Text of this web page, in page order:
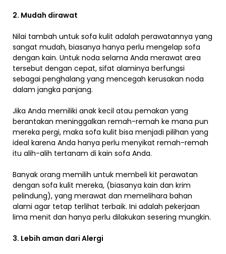
2. Mudah dirawat
Nilai tambah untuk sofa kulit adalah perawatannya yang
sangat mudah, biasanya hanya perlu mengelap sofa
dengan kain. Untuk noda selama Anda merawat area
tersebut dengan cepat, sifat alaminya berfungsi
sebagai penghalang yang mencegah kerusakan noda
dalam jangka panjang.
Jika Anda memiliki anak kecil atau pemakan yang
berantakan meninggalkan remah-remah ke mana pun
mereka pergi, maka sofa kulit bisa menjadi pilihan yang
ideal karena Anda hanya perlu menyikat remah-remah
itu alih-alih tertanam di kain sofa Anda.
Banyak orang memilih untuk membeli kit perawatan
dengan sofa kulit mereka, (biasanya kain dan krim
pelindung), yang merawat dan memelihara bahan
alami agar tetap terlihat terbaik. Ini adalah pekerjaan
lima menit dan hanya perlu dilakukan sesering mungkin.
3. Lebih aman dari Alergi